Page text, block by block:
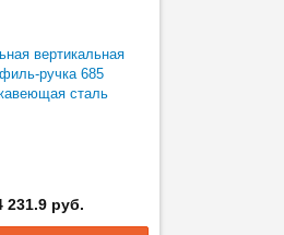
вертикальная
ручка 685
сталь
231.9 руб.